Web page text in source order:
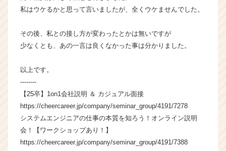
就
イ
ト
ャ
（C
h
e
私はウケるかと思って言いましたが、全くウケませんでした。
その後、私との接し方が変わったとかは無いですが
少なくとも、あの一言は良くなかった事は分かりました。
以上です。
--------
【25卒】1on1会社説明 ＆ カジュアル面接
https://cheercareer.jp/company/seminar_group/4191/7278
システムエンジニアの仕事の本質を知ろう！オンライン説明
会！【ワークショップあり！】
https://cheercareer.jp/company/seminar_group/4191/7388